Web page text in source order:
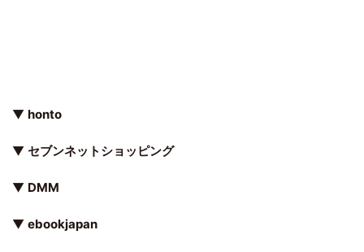
▼ honto
▼ セブンネットショッピング
▼ DMM
▼ ebookjapan